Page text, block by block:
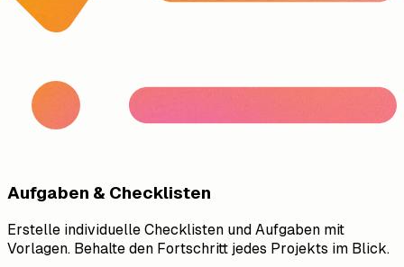
Aufgaben & Checklisten
Erstelle individuelle Checklisten und Aufgaben mit
Vorlagen. Behalte den Fortschritt jedes Projekts im Blick.